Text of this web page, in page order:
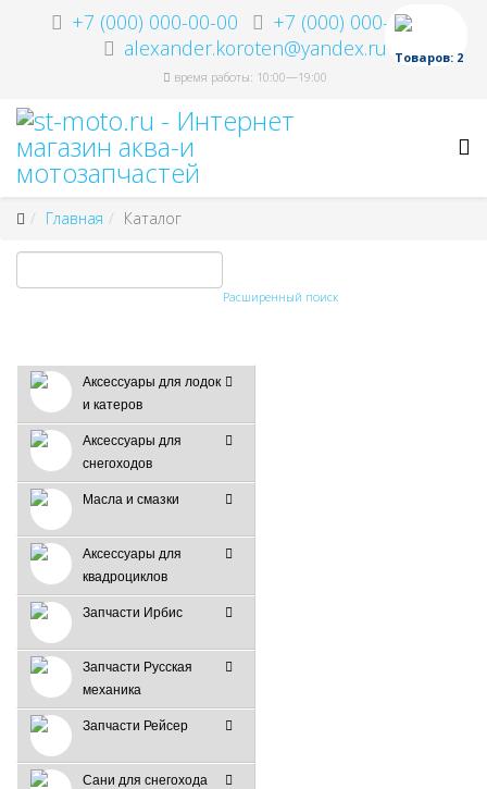
+7 (000) 000-00-00
+7 (000) 000-00-00
alexander.koroten@yandex.ru
время работы: 10:00—19:00
Товаров: 2
Главная Каталог
Расширенный поиск
Аксессуары для лодок
и катеров
Аксессуары для
снегоходов
Масла и смазки
Аксессуары для
квадроциклов
Запчасти Ирбис
Запчасти Русская
механика
Запчасти Рейсер
Сани для снегохода